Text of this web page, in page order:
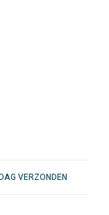
VERZONDEN